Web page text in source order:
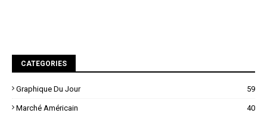
CATEGORIES
Graphique Du Jour 59
Marché Américain 40